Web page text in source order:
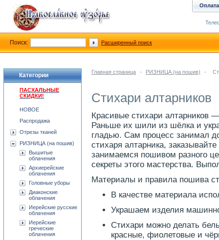
Главная страница - РИЗНИЦА (на пошив) -
Стихари алтарников
Красивые стихари алтарников
Раньше их шили из шёлка и
гладью. Сам процесс занимал
стихаря алтарника,
занимаемся пошивом разного
секреты этого мастерства.
Материалы и правила пошива
В качестве материала
Украшаем изделия
Стихари можно делать
красные, фиолетовые и
Категории
ПАСХАЛЬНЫЕ
СКИДКИ!
НОВОЕ
Распродажа
Отрезы тканей
РИЗНИЦА (на пошив)
Вышитые
облачения
Архиерейские
облачения
Головные уборы
Диаконские
облачения
Иерейские русские
облачения
Иерейские
греческие
облачения
Оплата
Поиск: Расширенный поиск